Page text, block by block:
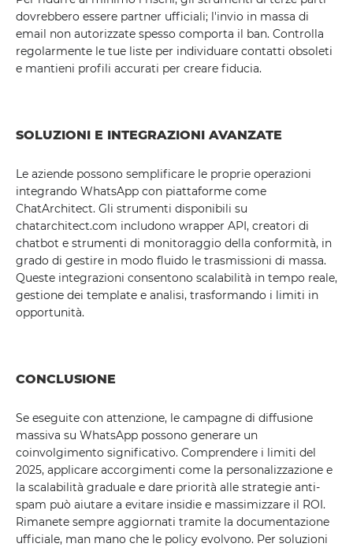
dovrebbero essere partner ufficiali; l'invio in massa di
email non autorizzate spesso comporta il ban. Controlla
regolarmente le tue liste per individuare contatti obsoleti
e mantieni profili accurati per creare fiducia.
SOLUZIONI E INTEGRAZIONI AVANZATE
Le aziende possono semplificare le proprie operazioni
integrando WhatsApp con piattaforme come
ChatArchitect. Gli strumenti disponibili su
chatarchitect.com includono wrapper API, creatori di
chatbot e strumenti di monitoraggio della conformità, in
grado di gestire in modo fluido le trasmissioni di massa.
Queste integrazioni consentono scalabilità in tempo reale,
gestione dei template e analisi, trasformando i limiti in
opportunità.
CONCLUSIONE
Se eseguite con attenzione, le campagne di diffusione
massiva su WhatsApp possono generare un
coinvolgimento significativo. Comprendere i limiti del
2025, applicare accorgimenti come la personalizzazione e
la scalabilità graduale e dare priorità alle strategie anti-
spam può aiutare a evitare insidie ​​e massimizzare il ROI.
Rimanete sempre aggiornati tramite la documentazione
ufficiale, man mano che le policy evolvono. Per soluzioni